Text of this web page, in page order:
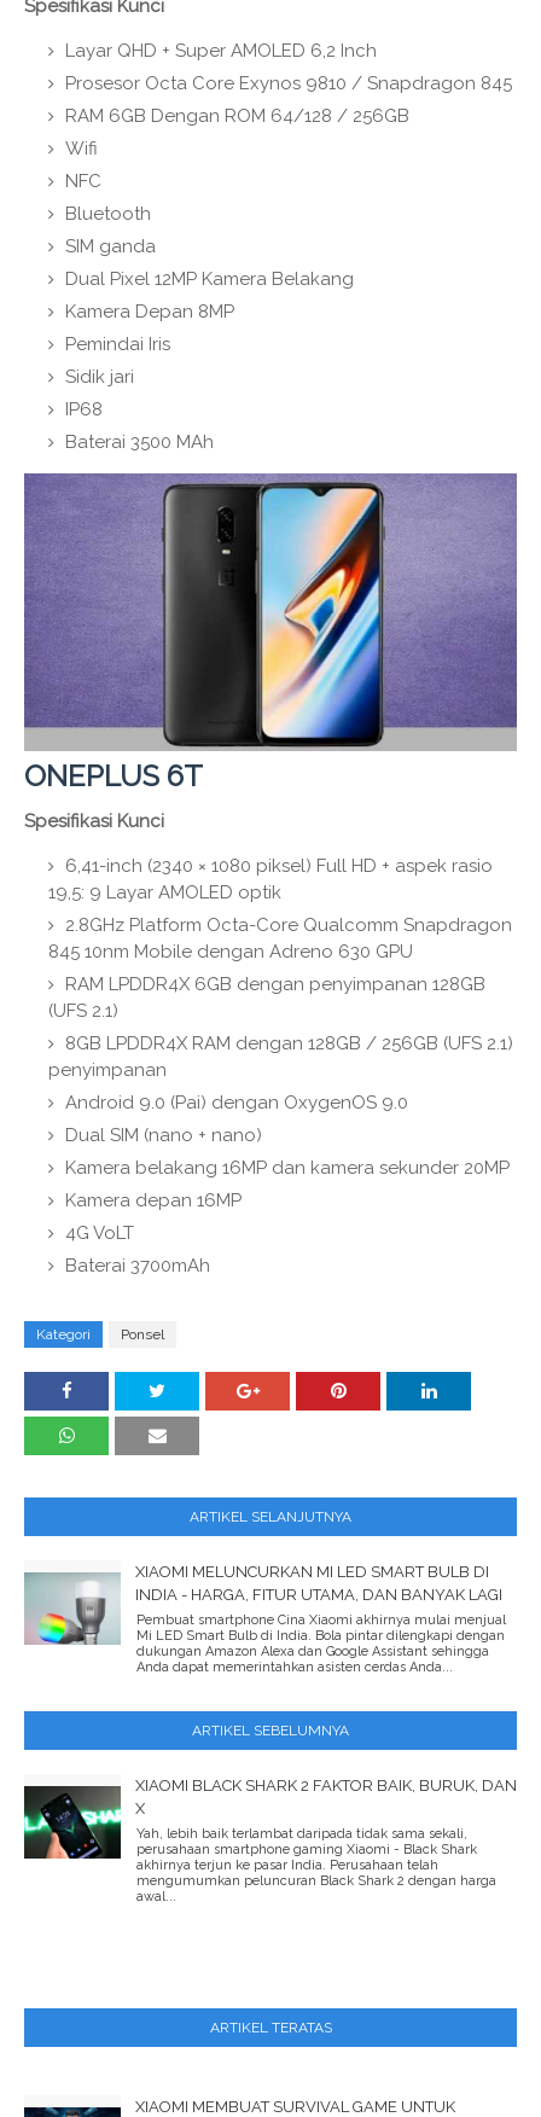
Spesifikasi Kunci
Layar QHD + Super AMOLED 6,2 Inch
Prosesor Octa Core Exynos 9810 / Snapdragon 845
RAM 6GB Dengan ROM 64/128 / 256GB
Wifi
NFC
Bluetooth
SIM ganda
Dual Pixel 12MP Kamera Belakang
Kamera Depan 8MP
Pemindai Iris
Sidik jari
IP68
Baterai 3500 MAh
ONEPLUS 6T
Spesifikasi Kunci
6,41-inch (2340 × 1080 piksel) Full HD + aspek rasio
19,5: 9 Layar AMOLED optik
2.8GHz Platform Octa-Core Qualcomm Snapdragon
845 10nm Mobile dengan Adreno 630 GPU
RAM LPDDR4X 6GB dengan penyimpanan 128GB
(UFS 2.1)
8GB LPDDR4X RAM dengan 128GB / 256GB (UFS 2.1)
penyimpanan
Android 9.0 (Pai) dengan OxygenOS 9.0
Dual SIM (nano + nano)
Kamera belakang 16MP dan kamera sekunder 20MP
Kamera depan 16MP
4G VoLT
Baterai 3700mAh
Kategori Ponsel
ARTIKEL SELANJUTNYA
XIAOMI MELUNCURKAN MI LED SMART BULB DI
INDIA - HARGA, FITUR UTAMA, DAN BANYAK LAGI
Pembuat smartphone Cina Xiaomi akhirnya mulai menjual
Mi LED Smart Bulb di India. Bola pintar dilengkapi dengan
dukungan Amazon Alexa dan Google Assistant sehingga
Anda dapat memerintahkan asisten cerdas Anda...
ARTIKEL SEBELUMNYA
XIAOMI BLACK SHARK 2 FAKTOR BAIK, BURUK, DAN
X
Yah, lebih baik terlambat daripada tidak sama sekali,
perusahaan smartphone gaming Xiaomi - Black Shark
akhirnya terjun ke pasar India. Perusahaan telah
mengumumkan peluncuran Black Shark 2 dengan harga
awal...
ARTIKEL TERATAS
XIAOMI MEMBUAT SURVIVAL GAME UNTUK